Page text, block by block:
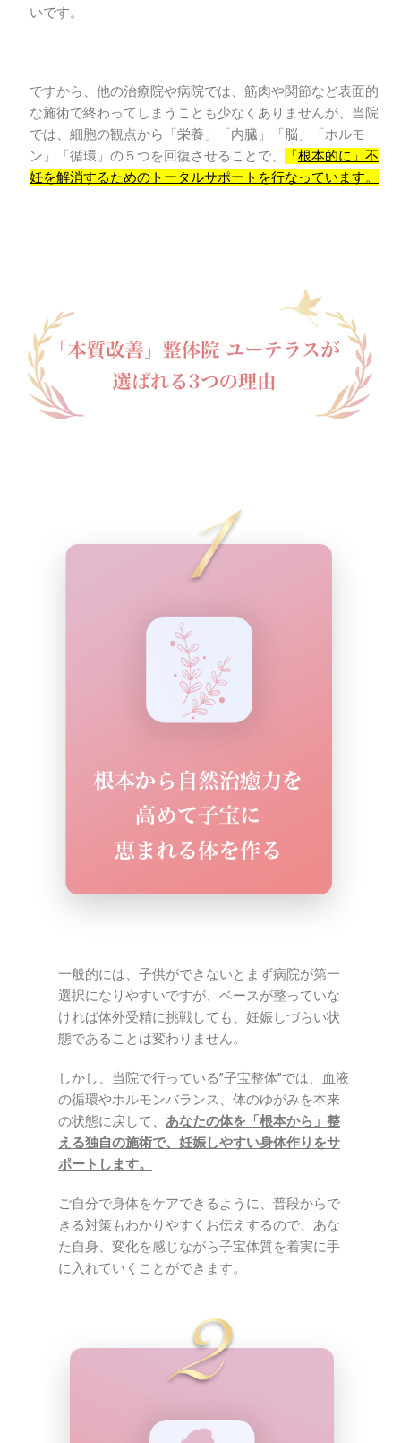
いです。
ですから、他の治療院や病院では、筋肉や関節など表面的
な施術で終わってしまうことも少なくありませんが、当院
では、細胞の観点から「栄養」「内臓」「脳」「ホルモ
ン」「循環」の５つを回復させることで、
「根本的に」不
妊を解消するためのトータルサポートを行なっています。
一般的には、子供ができないとまず病院が第一
選択になりやすいですが、ベースが整っていな
ければ体外受精に挑戦しても、妊娠しづらい状
態であることは変わりません。
しかし、当院で行っている”子宝整体”では、血液
の循環やホルモンバランス、体のゆがみを本来
の状態に戻して、 あなたの体を「根本から」整
える独自の施術で、妊娠しやすい身体作りをサ
ポートします。
ご自分で身体をケアできるように、普段からで
きる対策もわかりやすくお伝えするので、あな
た自身、変化を感じながら子宝体質を着実に手
に入れていくことができます。